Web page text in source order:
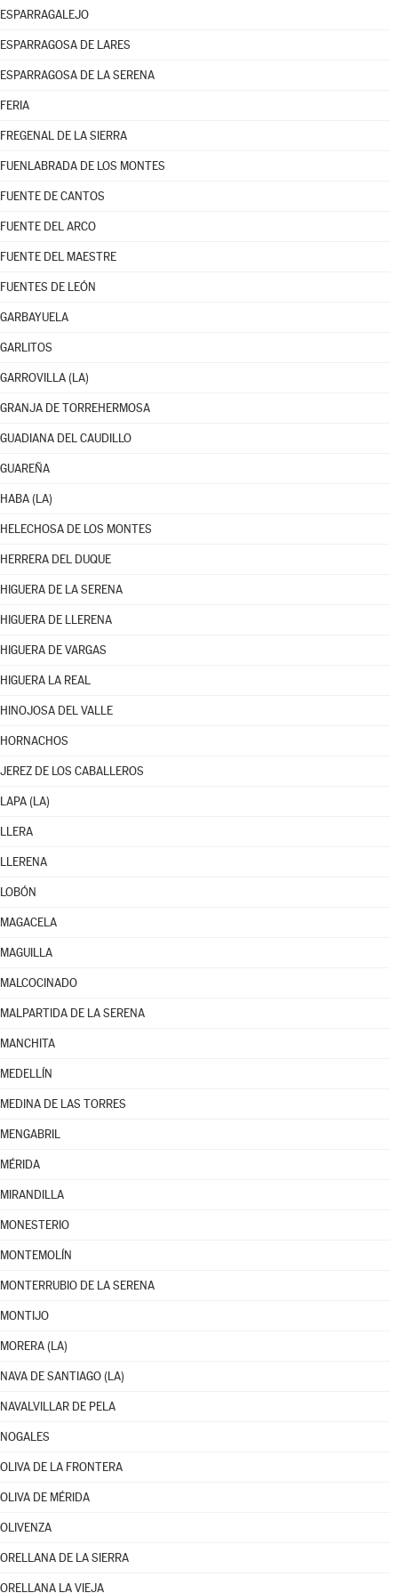
ESPARRAGALEJO
ESPARRAGOSA DE LARES
ESPARRAGOSA DE LA SERENA
FERIA
FREGENAL DE LA SIERRA
FUENLABRADA DE LOS MONTES
FUENTE DE CANTOS
FUENTE DEL ARCO
FUENTE DEL MAESTRE
FUENTES DE LEÓN
GARBAYUELA
GARLITOS
GARROVILLA (LA)
GRANJA DE TORREHERMOSA
GUADIANA DEL CAUDILLO
GUAREÑA
HABA (LA)
HELECHOSA DE LOS MONTES
HERRERA DEL DUQUE
HIGUERA DE LA SERENA
HIGUERA DE LLERENA
HIGUERA DE VARGAS
HIGUERA LA REAL
HINOJOSA DEL VALLE
HORNACHOS
JEREZ DE LOS CABALLEROS
LAPA (LA)
LLERA
LLERENA
LOBÓN
MAGACELA
MAGUILLA
MALCOCINADO
MALPARTIDA DE LA SERENA
MANCHITA
MEDELLÍN
MEDINA DE LAS TORRES
MENGABRIL
MÉRIDA
MIRANDILLA
MONESTERIO
MONTEMOLÍN
MONTERRUBIO DE LA SERENA
MONTIJO
MORERA (LA)
NAVA DE SANTIAGO (LA)
NAVALVILLAR DE PELA
NOGALES
OLIVA DE LA FRONTERA
OLIVA DE MÉRIDA
OLIVENZA
ORELLANA DE LA SIERRA
ORELLANA LA VIEJA